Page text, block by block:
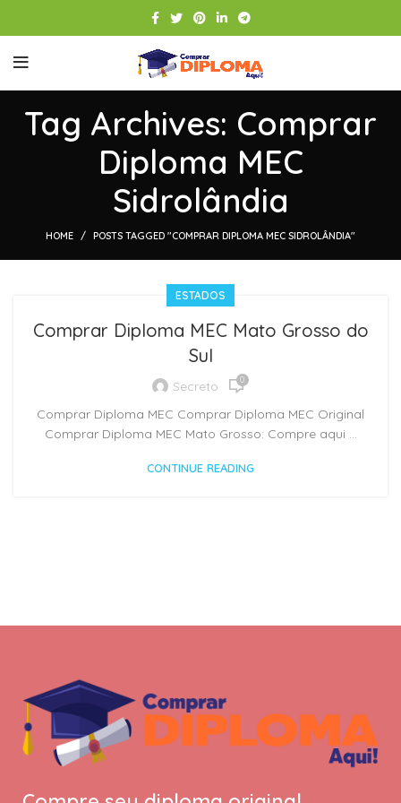
Tag Archives: Comprar
Diploma MEC
Sidrolândia
HOME POSTS TAGGED "COMPRAR DIPLOMA MEC SIDROLÂNDIA"
ESTADOS
Comprar Diploma MEC Mato Grosso do
Sul
Secreto 0
Comprar Diploma MEC Comprar Diploma MEC Original
Comprar Diploma MEC Mato Grosso: Compre aqui ...
CONTINUE READING